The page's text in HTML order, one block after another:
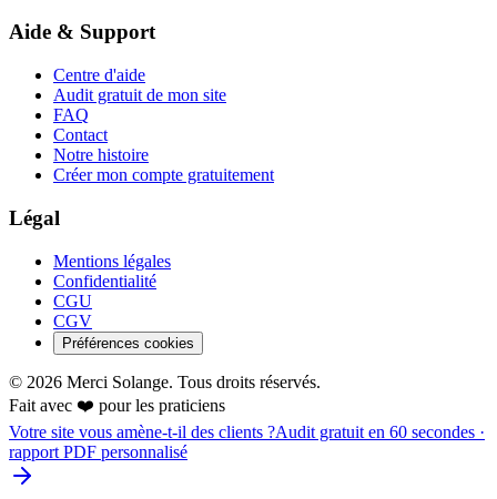
Aide & Support
Centre d'aide
Audit gratuit de mon site
FAQ
Contact
Notre histoire
Créer mon compte gratuitement
Légal
Mentions légales
Confidentialité
CGU
CGV
Préférences cookies
© 2026 Merci Solange. Tous droits réservés.
Fait avec ❤️ pour les praticiens
Votre site vous amène-t-il des clients ?Audit gratuit en 60 secondes ·
rapport PDF personnalisé